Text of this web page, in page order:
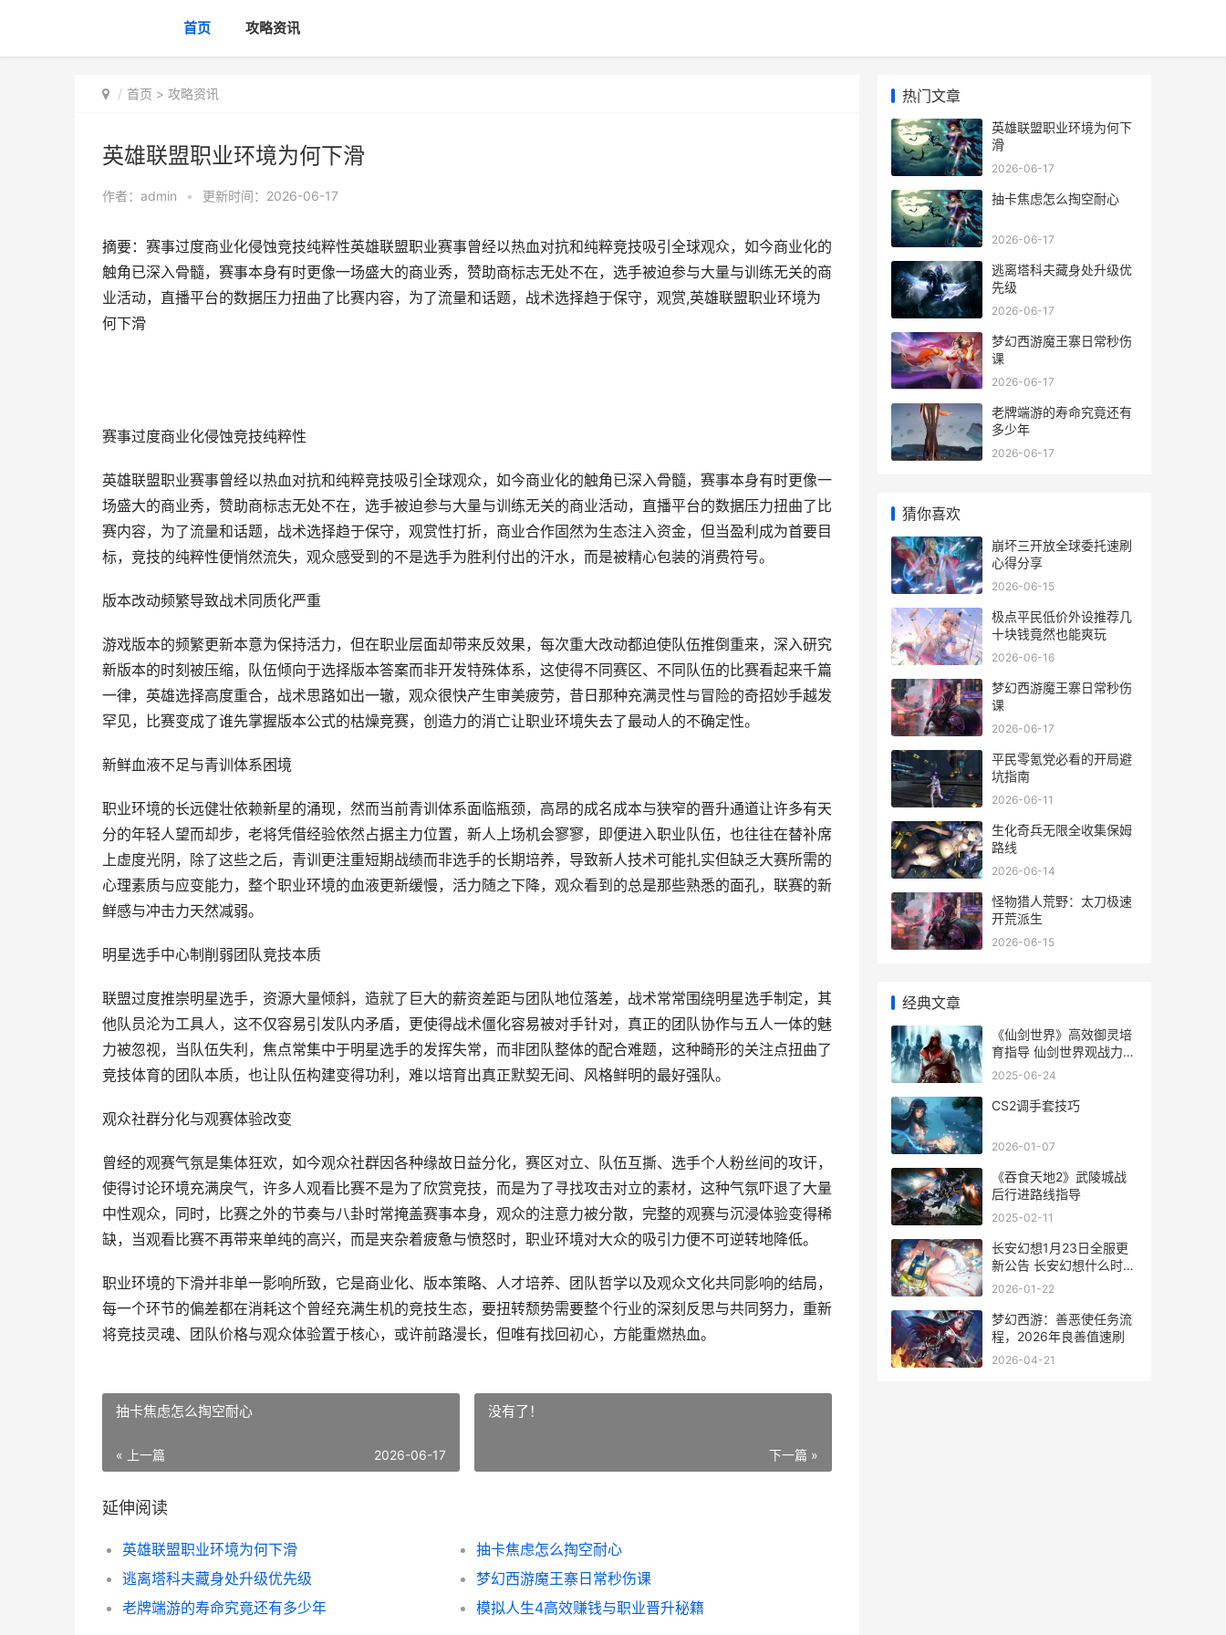
首页 攻略资讯
首页 > 攻略资讯
英雄联盟职业环境为何下滑
作者： admin • 更新时间：2026-06-17
摘要：赛事过度商业化侵蚀竞技纯粹性英雄联盟职业赛事曾经以热血对抗和纯粹竞技吸引全球观众，如今商业化的
触角已深入骨髓，赛事本身有时更像一场盛大的商业秀，赞助商标志无处不在，选手被迫参与大量与训练无关的商
业活动，直播平台的数据压力扭曲了比赛内容，为了流量和话题，战术选择趋于保守，观赏,英雄联盟职业环境为
何下滑
赛事过度商业化侵蚀竞技纯粹性
英雄联盟职业赛事曾经以热血对抗和纯粹竞技吸引全球观众，如今商业化的触角已深入骨髓，赛事本身有时更像一
场盛大的商业秀，赞助商标志无处不在，选手被迫参与大量与训练无关的商业活动，直播平台的数据压力扭曲了比
赛内容，为了流量和话题，战术选择趋于保守，观赏性打折，商业合作固然为生态注入资金，但当盈利成为首要目
标，竞技的纯粹性便悄然流失，观众感受到的不是选手为胜利付出的汗水，而是被精心包装的消费符号。
版本改动频繁导致战术同质化严重
游戏版本的频繁更新本意为保持活力，但在职业层面却带来反效果，每次重大改动都迫使队伍推倒重来，深入研究
新版本的时刻被压缩，队伍倾向于选择版本答案而非开发特殊体系，这使得不同赛区、不同队伍的比赛看起来千篇
一律，英雄选择高度重合，战术思路如出一辙，观众很快产生审美疲劳，昔日那种充满灵性与冒险的奇招妙手越发
罕见，比赛变成了谁先掌握版本公式的枯燥竞赛，创造力的消亡让职业环境失去了最动人的不确定性。
新鲜血液不足与青训体系困境
职业环境的长远健壮依赖新星的涌现，然而当前青训体系面临瓶颈，高昂的成名成本与狭窄的晋升通道让许多有天
分的年轻人望而却步，老将凭借经验依然占据主力位置，新人上场机会寥寥，即便进入职业队伍，也往往在替补席
上虚度光阴，除了这些之后，青训更注重短期战绩而非选手的长期培养，导致新人技术可能扎实但缺乏大赛所需的
心理素质与应变能力，整个职业环境的血液更新缓慢，活力随之下降，观众看到的总是那些熟悉的面孔，联赛的新
鲜感与冲击力天然减弱。
明星选手中心制削弱团队竞技本质
联盟过度推崇明星选手，资源大量倾斜，造就了巨大的薪资差距与团队地位落差，战术常常围绕明星选手制定，其
他队员沦为工具人，这不仅容易引发队内矛盾，更使得战术僵化容易被对手针对，真正的团队协作与五人一体的魅
力被忽视，当队伍失利，焦点常集中于明星选手的发挥失常，而非团队整体的配合难题，这种畸形的关注点扭曲了
竞技体育的团队本质，也让队伍构建变得功利，难以培育出真正默契无间、风格鲜明的最好强队。
观众社群分化与观赛体验改变
曾经的观赛气氛是集体狂欢，如今观众社群因各种缘故日益分化，赛区对立、队伍互撕、选手个人粉丝间的攻讦，
使得讨论环境充满戾气，许多人观看比赛不是为了欣赏竞技，而是为了寻找攻击对立的素材，这种气氛吓退了大量
中性观众，同时，比赛之外的节奏与八卦时常掩盖赛事本身，观众的注意力被分散，完整的观赛与沉浸体验变得稀
缺，当观看比赛不再带来单纯的高兴，而是夹杂着疲惫与愤怒时，职业环境对大众的吸引力便不可逆转地降低。
职业环境的下滑并非单一影响所致，它是商业化、版本策略、人才培养、团队哲学以及观众文化共同影响的结局，
每一个环节的偏差都在消耗这个曾经充满生机的竞技生态，要扭转颓势需要整个行业的深刻反思与共同努力，重新
将竞技灵魂、团队价格与观众体验置于核心，或许前路漫长，但唯有找回初心，方能重燃热血。
抽卡焦虑怎么掏空耐心
« 上一篇 2026-06-17
没有了！
下一篇 »
延伸阅读
英雄联盟职业环境为何下滑
抽卡焦虑怎么掏空耐心
逃离塔科夫藏身处升级优先级
梦幻西游魔王寨日常秒伤课
老牌端游的寿命究竟还有多少年
模拟人生4高效赚钱与职业晋升秘籍
热门文章
英雄联盟职业环境为何下
滑
2026-06-17
抽卡焦虑怎么掏空耐心
2026-06-17
逃离塔科夫藏身处升级优
先级
2026-06-17
梦幻西游魔王寨日常秒伤
课
2026-06-17
老牌端游的寿命究竟还有
多少年
2026-06-17
猜你喜欢
崩坏三开放全球委托速刷
心得分享
2026-06-15
极点平民低价外设推荐几
十块钱竟然也能爽玩
2026-06-16
梦幻西游魔王寨日常秒伤
课
2026-06-17
平民零氪党必看的开局避
坑指南
2026-06-11
生化奇兵无限全收集保姆
路线
2026-06-14
怪物猎人荒野：太刀极速
开荒派生
2026-06-15
经典文章
《仙剑世界》高效御灵培
育指导 仙剑世界观战力排
行
2025-06-24
CS2调手套技巧
2026-01-07
《吞食天地2》武陵城战
后行进路线指导
2025-02-11
长安幻想1月23日全服更
新公告 长安幻想什么时候
公测
2026-01-22
梦幻西游：善恶使任务流
程，2026年良善值速刷
2026-04-21